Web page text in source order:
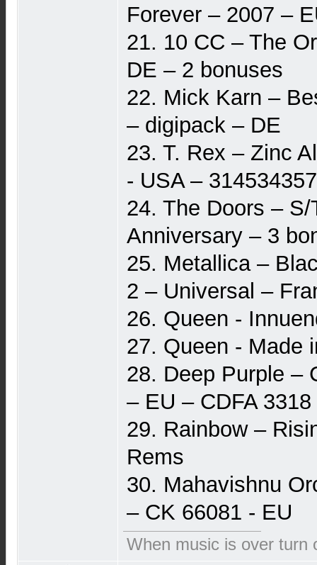
Forever – 2007 –
21. 10 CC – The
DE – 2 bonuses
22. Mick Karn –
– digipack – DE
23. T. Rex – Zinc
- USA –
24. The Doors –
Anniversary – 3
25. Metallica –
2 – Universal –
26. Queen -
27. Queen - Made
28. Deep Purple –
– EU – CDFA 3318
29. Rainbow –
Rems
30. Mahavishnu
– CK 66081 - EU
When music is over turn